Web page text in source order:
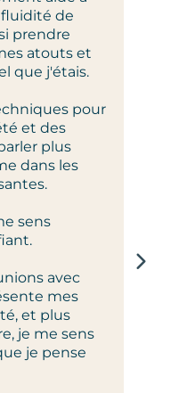
de
prendre
atouts et
que j'étais.
pour
et des
plus
dans les
sens
avec
mes
et plus
je me sens
je pense